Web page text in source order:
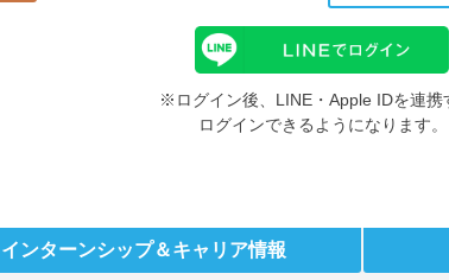
※ログイン後、LINE・Apple IDを連携
ログインできるようになります。
インターンシップ＆キャリア情報